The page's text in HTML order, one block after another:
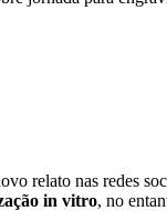
relato nas redes
in vitro, no